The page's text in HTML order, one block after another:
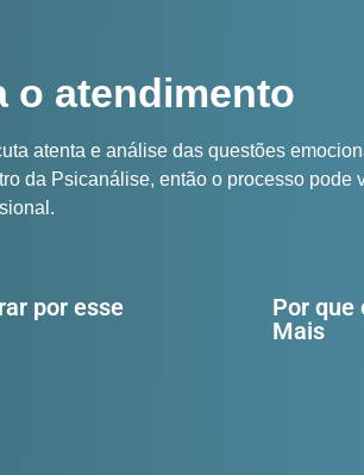
o atendimento
atenta e análise das questões
da Psicanálise, então o processo pode
por esse
Por que
Mais